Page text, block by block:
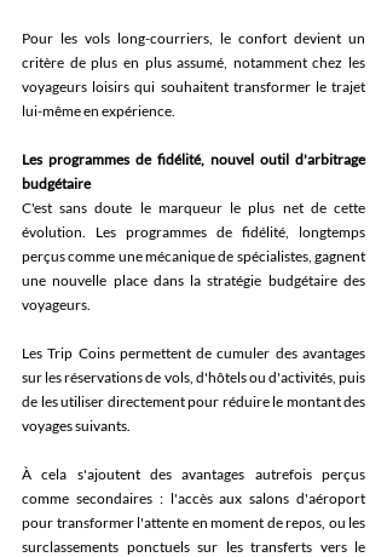
Pour les vols long-courriers, le confort devient un
critère de plus en plus assumé, notamment chez les
voyageurs loisirs qui souhaitent transformer le trajet
lui-même en expérience.
Les programmes de fidélité, nouvel outil d'arbitrage
budgétaire
C'est sans doute le marqueur le plus net de cette
évolution. Les programmes de fidélité, longtemps
perçus comme une mécanique de spécialistes, gagnent
une nouvelle place dans la stratégie budgétaire des
voyageurs.
Les Trip Coins permettent de cumuler des avantages
sur les réservations de vols, d'hôtels ou d'activités, puis
de les utiliser directement pour réduire le montant des
voyages suivants.
À cela s'ajoutent des avantages autrefois perçus
comme secondaires : l'accès aux salons d'aéroport
pour transformer l'attente en moment de repos, ou les
surclassements ponctuels sur les transferts vers le